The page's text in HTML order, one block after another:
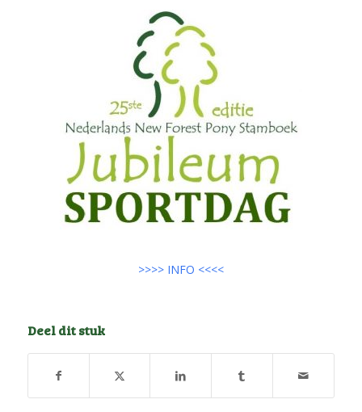
>>>> INFO <<<<
Deel dit stuk